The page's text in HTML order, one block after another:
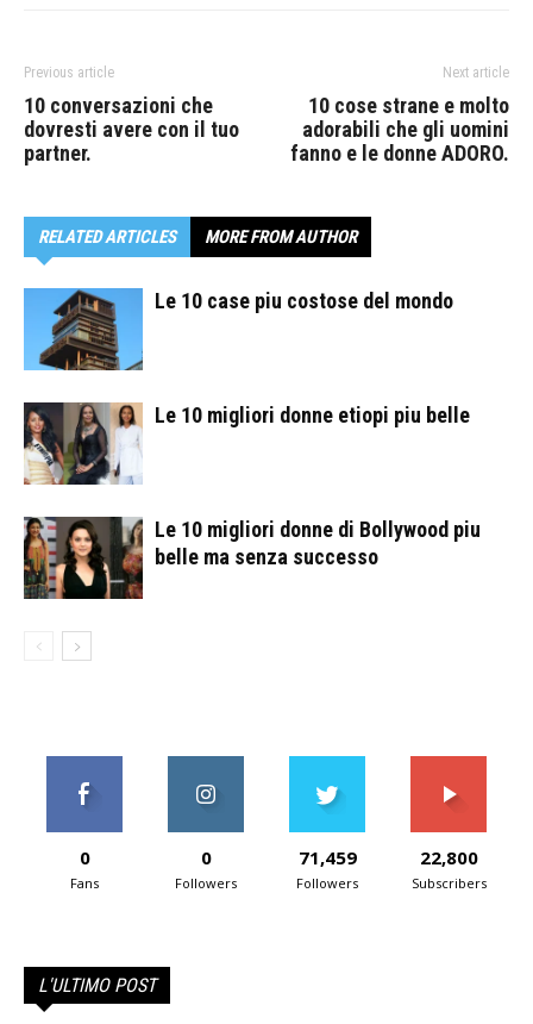
Previous article
10 conversazioni che
dovresti avere con il tuo
partner.
Next article
10 cose strane e molto
adorabili che gli uomini
fanno e le donne ADORO.
RELATED ARTICLES MORE FROM AUTHOR
Le 10 case piu costose del mondo
Le 10 migliori donne etiopi piu belle
Le 10 migliori donne di Bollywood piu
belle ma senza successo
0
Fans
0
Followers
71,459
Followers
22,800
Subscribers
L'ULTIMO POST